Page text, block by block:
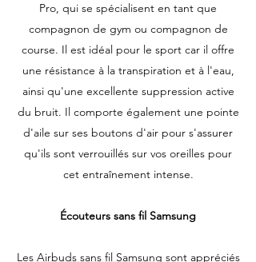
Pro, qui se spécialisent en tant que
compagnon de gym ou compagnon de
course. Il est idéal pour le sport car il offre
une résistance à la transpiration et à l'eau,
ainsi qu'une excellente suppression active
du bruit. Il comporte également une pointe
d'aile sur ses boutons d'air pour s'assurer
qu'ils sont verrouillés sur vos oreilles pour
cet entraînement intense.
Écouteurs sans fil Samsung
Les Airbuds sans fil Samsung sont appréciés